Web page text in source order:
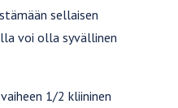
sellaisen
voi olla syvällinen
1/2 kliininen